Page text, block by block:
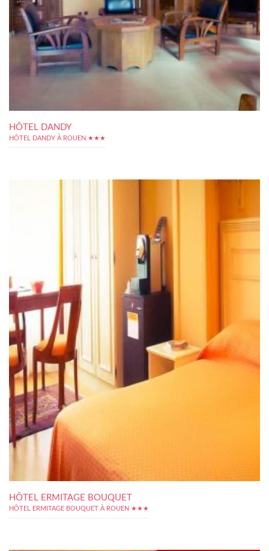
HÔTEL DANDY
HÔTEL DANDY À ROUEN ★★★
HÔTEL ERMITAGE BOUQUET
HÔTEL ERMITAGE BOUQUET À ROUEN ★★★